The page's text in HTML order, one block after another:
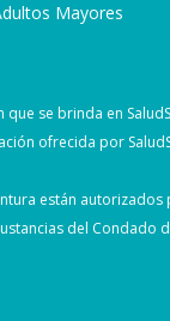
Mayores
se brinda en
ofrecida por
están
del Condado